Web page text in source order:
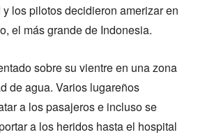
los pilotos decidieron amerizar en
el más grande de Indonesia.
sobre su vientre en una zona
de agua. Varios lugareños
a los pasajeros e incluso se
a los heridos hasta el hospital